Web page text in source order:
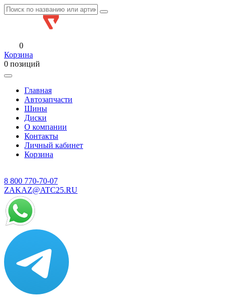
0
Корзина
0 позиций
Главная
Автозапчасти
Шины
Диски
О компании
Контакты
Личный кабинет
Корзина
8 800 770-70-07
ZAKAZ@ATC25.RU